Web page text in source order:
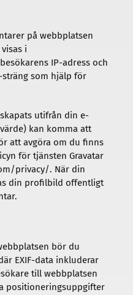
på webbplatsen
i
IP-adress och
sträng som hjälp för
utifrån din e-
kan komma att
att avgöra om du finns
för tjänsten Gravatar
privacy/. När din
din profilbild offentligt
bör du
EXIF-data inkluderar
till webbplatsen
positioneringsuppgifter